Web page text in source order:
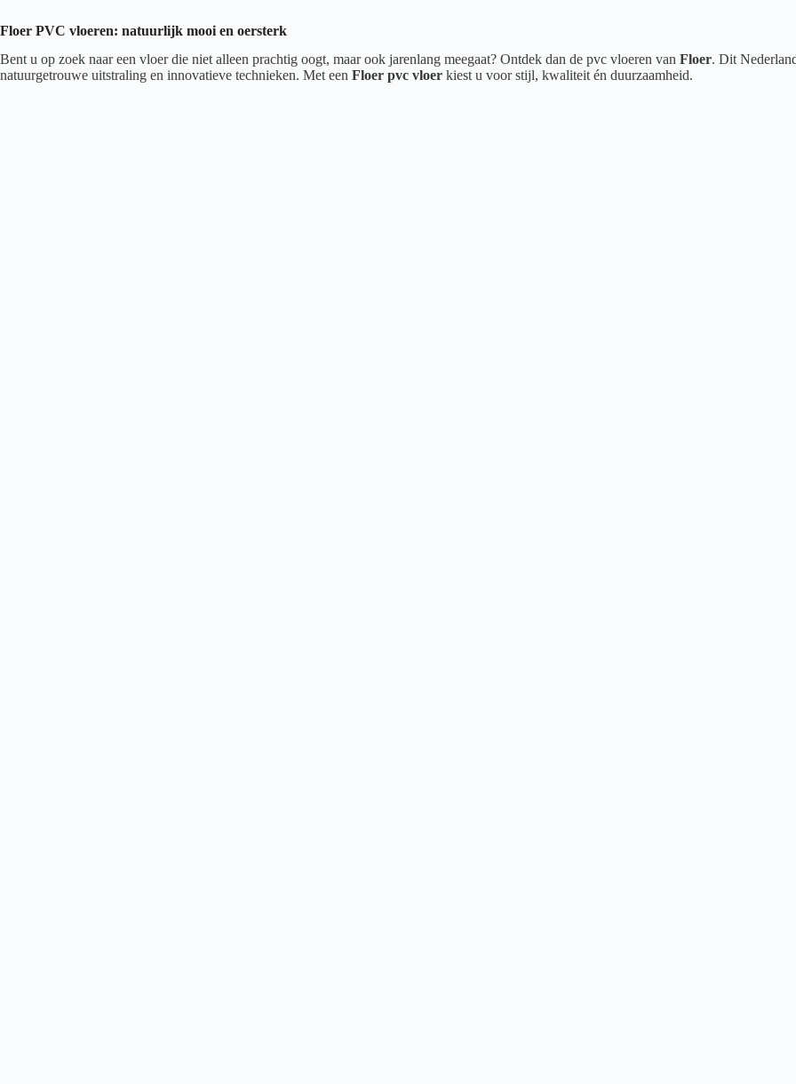
Floer PVC vloeren: natuurlijk mooi en oersterk
Bent u op zoek naar een vloer die niet alleen prachtig oogt, maar ook jarenlang meegaat? Ontdek dan de pvc vloeren van Floer. Dit
natuurgetrouwe uitstraling en innovatieve technieken. Met een Floer pvc vloer kiest u voor stijl, kwaliteit én duurzaamheid.